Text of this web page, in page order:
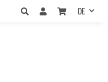
DE